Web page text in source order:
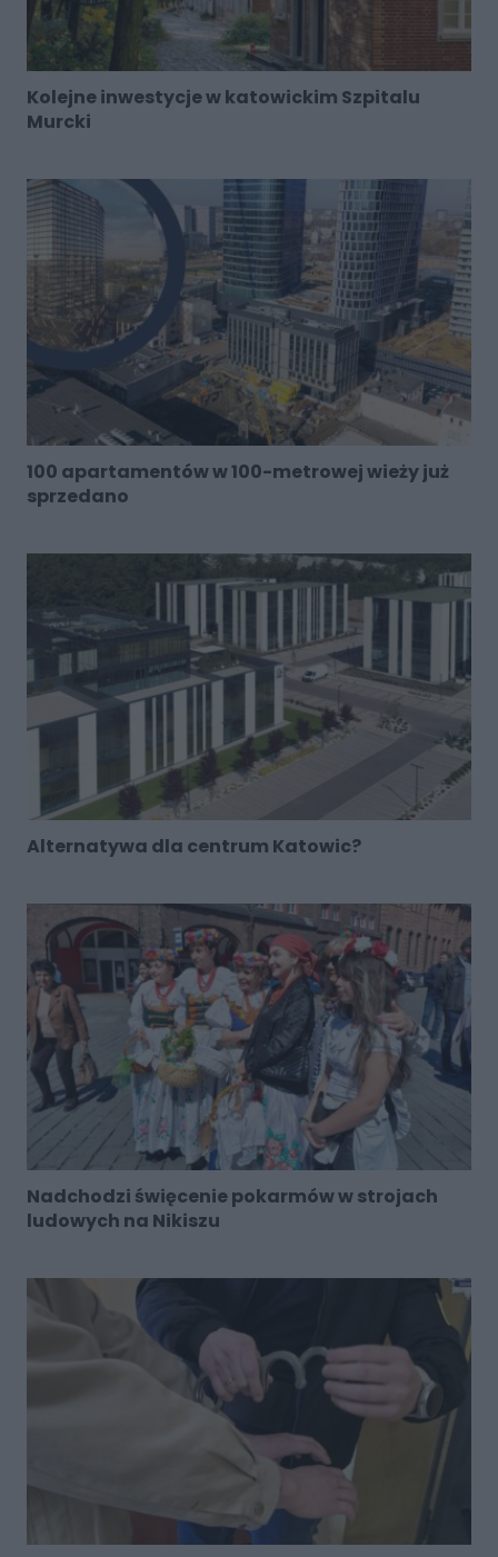
Kolejne inwestycje w katowickim Szpitalu
Murcki
100 apartamentów w 100-metrowej wieży już
sprzedano
Alternatywa dla centrum Katowic?
Nadchodzi święcenie pokarmów w strojach
ludowych na Nikiszu